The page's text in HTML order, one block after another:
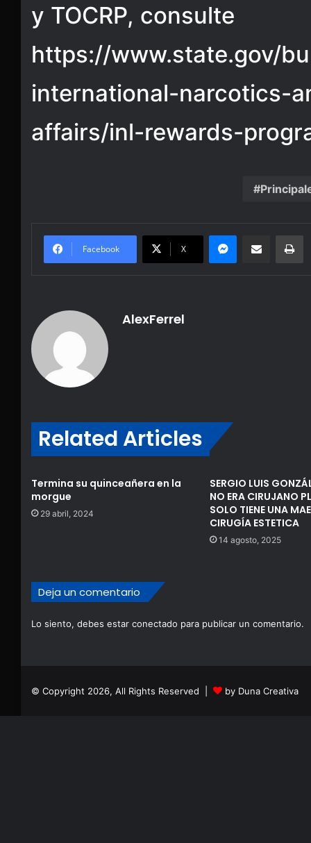
y TOCRP, consulte
https://www.state.gov/
international-narcotics-
affairs/inl-rewards-
Facebook X
Messenger
Share via Email
AlexFerrel
Related Articles
Termina su quinceañera en la
morgue
29 abril, 2024
SERGIO LUIS
NO ERA CIRUJANO
SOLO TIENE UNA
CIRUGÍA ESTETICA
14 agosto, 2025
Deja un comentario
Lo siento, debes estar conectado para publicar un comentario.
© Copyright 2026, All Rights Reserved | by Duna Creativa